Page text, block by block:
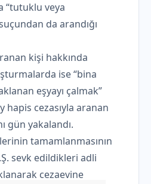
“tutuklu veya
da arandığı
kişi hakkında
ise “bina
eşyayı çalmak”
hapis cezasıyla aranan
gün yakalandı.
tamamlanmasının
sevk edildikleri adli
cezaevine